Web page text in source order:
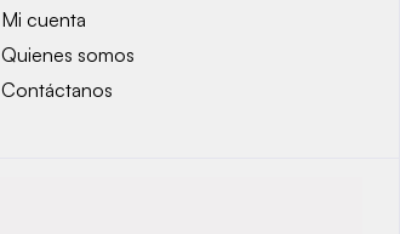
Mi cuenta
Quienes somos
Contáctanos